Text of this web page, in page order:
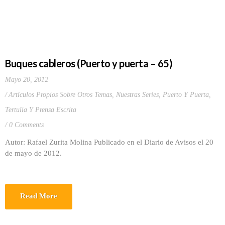
Buques cableros (Puerto y puerta – 65)
Mayo 20, 2012
Artículos Propios Sobre Otros Temas, Nuestras Series, Puerto Y Puerta,
Tertulia Y Prensa Escrita
0 Comments
Autor: Rafael Zurita Molina Publicado en el Diario de Avisos el 20
de mayo de 2012.
Read More